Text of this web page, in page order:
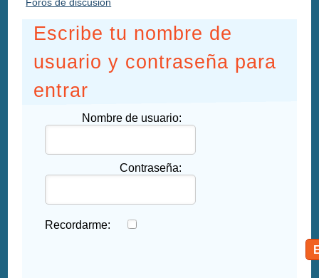
Foros de discusión
Escribe tu nombre de
usuario y contraseña para
entrar
Nombre de usuario:
Contraseña:
Recordarme: